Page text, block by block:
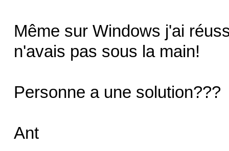
Même sur Windows j'ai
n'avais pas sous la main!
Personne a une solution???
Ant